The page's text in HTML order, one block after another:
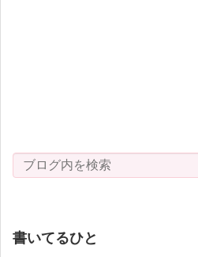
書いてるひと